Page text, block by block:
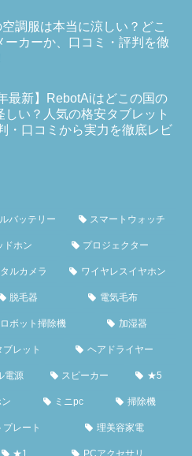
空調服は本当に涼しい？どこ
ーカーか、口コミ・評判を徹
最新】RebotAiはどこの国の
しい？人気の格安タブレット
・口コミから実力を徹底レビ
バッテリー スマートウォッチ
ドホン プロジェクター
ルカメラ ワイヤレスイヤホン
脱毛器 電気毛布
ロボット掃除機 加湿器
ブレット ヘアドライヤー
電源 スピーカー ★5
ミニpc 掃除機
プレート 理美容家電